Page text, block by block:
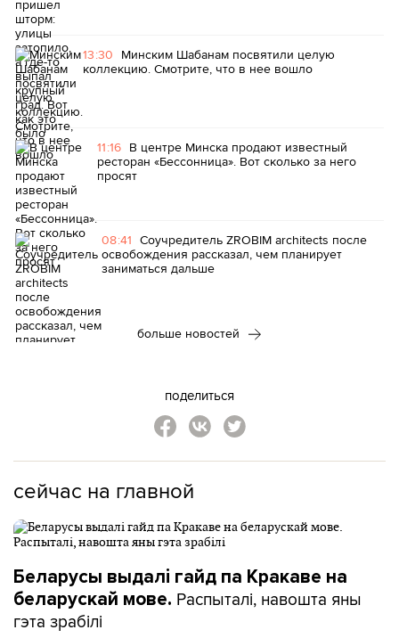
13:30 Минским Шабанам посвятили целую
коллекцию. Смотрите, что в нее вошло
11:16 В центре Минска продают известный
ресторан «Бессонница». Вот сколько за него
просят
08:41 Соучредитель ZROBIM architects после
освобождения рассказал, чем планирует
заниматься дальше
больше новостей
поделиться
сейчас на главной
Беларусы выдалі гайд па Кракаве на
беларускай мове. Распыталі, навошта яны
гэта зрабілі